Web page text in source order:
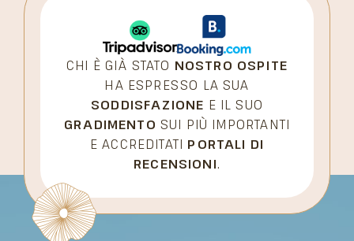
CHI È GIÀ STATO NOSTRO OSPITE
HA ESPRESSO LA SUA
SODDISFAZIONE E IL SUO
GRADIMENTO SUI PIÙ IMPORTANTI
E ACCREDITATI PORTALI DI
RECENSIONI.